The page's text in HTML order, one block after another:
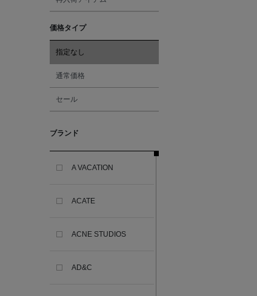
価格タイプ
指定なし
通常価格
セール
ブランド
A VACATION
ACATE
ACNE STUDIOS
AD&C